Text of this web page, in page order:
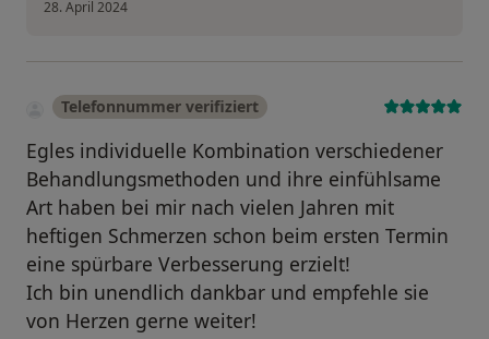
28. April 2024
Telefonnummer verifiziert
Egles individuelle Kombination verschiedener
Behandlungsmethoden und ihre einfühlsame
Art haben bei mir nach vielen Jahren mit
heftigen Schmerzen schon beim ersten Termin
eine spürbare Verbesserung erzielt!
Ich bin unendlich dankbar und empfehle sie
von Herzen gerne weiter!